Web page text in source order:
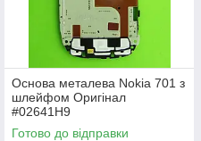
Основа металева Nokia 701 з
шлейфом Оригінал
#02641H9
Готово до відправки